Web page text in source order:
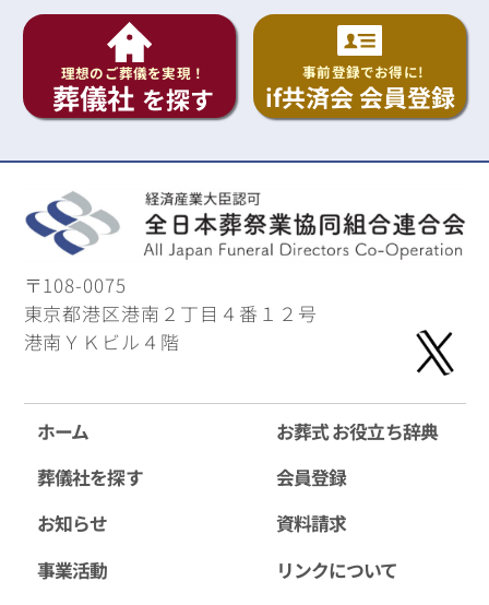
理想のご葬儀を実現！
葬儀社 を探す
事前登録でお得に!
if共済会 会員登録
〒108-0075
東京都港区港南２丁目４番１２号
港南ＹＫビル４階
ホーム
葬儀社を探す
お知らせ
事業活動
お葬式 お役立ち辞典
会員登録
資料請求
リンクについて